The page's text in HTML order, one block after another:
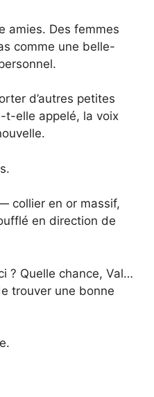
amies. Des femmes
comme une belle-
d’autres petites
t-elle appelé, la voix
collier en or massif,
en direction de
? Quelle chance, Val…
trouver une bonne